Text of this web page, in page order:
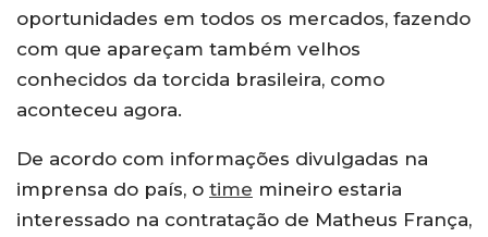
oportunidades em todos os mercados, fazendo
com que apareçam também velhos
conhecidos da torcida brasileira, como
aconteceu agora.
De acordo com informações divulgadas na
imprensa do país, o time mineiro estaria
interessado na contratação de Matheus França,